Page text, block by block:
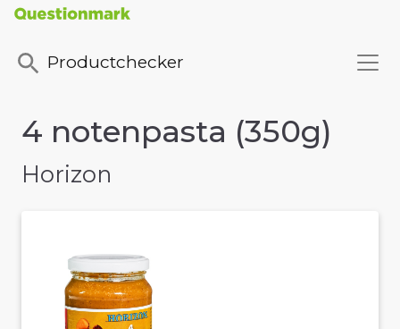
Productchecker
4 notenpasta (350g)
Horizon